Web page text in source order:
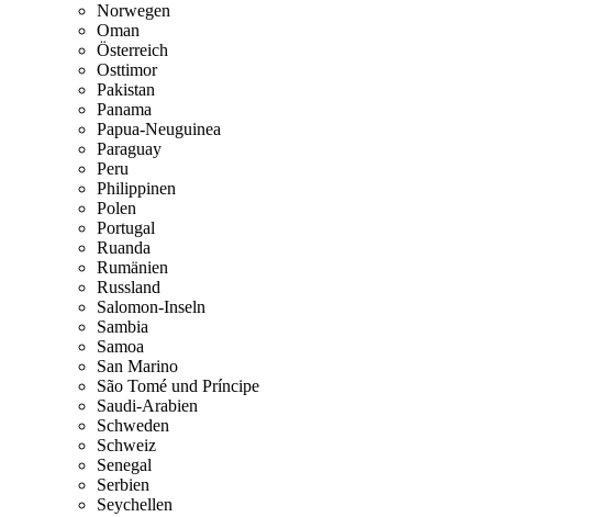
Norwegen
Oman
Österreich
Osttimor
Pakistan
Panama
Papua-Neuguinea
Paraguay
Peru
Philippinen
Polen
Portugal
Ruanda
Rumänien
Russland
Salomon-Inseln
Sambia
Samoa
San Marino
São Tomé und Príncipe
Saudi-Arabien
Schweden
Schweiz
Senegal
Serbien
Seychellen